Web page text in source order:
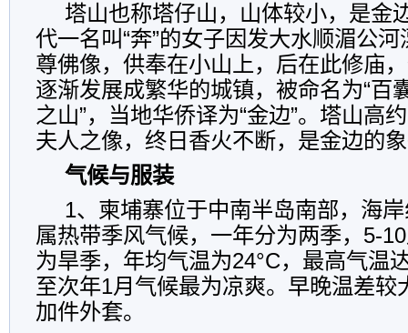
塔山也称塔仔山，山体较小，是金
代一名叫“奔”的女子因发大水顺湄公
尊佛像，供奉在小山上，后在此修庙
逐渐发展成繁华的城镇，被命名为“百
之山”，当地华侨译为“金边”。塔山高
夫人之像，终日香火不断，是金边的
气候与服装
1、柬埔寨位于中南半岛南部，海
属热带季风气候，一年分为两季，5-
为旱季，年均气温为24°C，最高气温
至次年1月气候最为凉爽。早晚温差较
加件外套。